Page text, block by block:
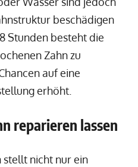
beschädigen
Stunden besteht die
Zahn zu
auf eine
erhöht.
reparieren lassen
stellt nicht nur ein